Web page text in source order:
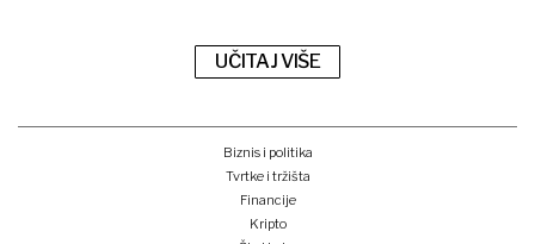
UČITAJ VIŠE
Biznis i politika
Tvrtke i tržišta
Financije
Kripto